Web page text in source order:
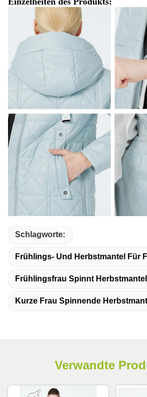
Schlagworte:
Frühlings- Und Herbstmantel Für
Frühlingsfrau Spinnt Herbstmantel
Kurze Frau Spinnende
Verwandte